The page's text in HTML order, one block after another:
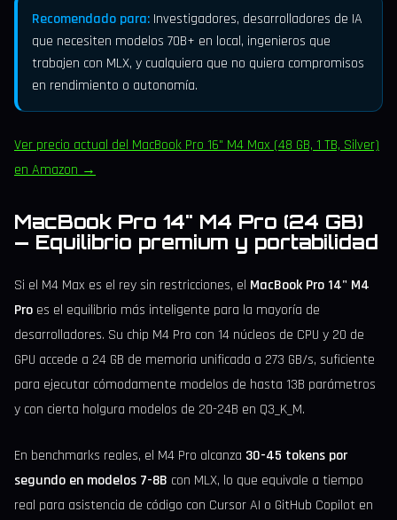
Recomendado para: Investigadores, desarrolladores de IA
que necesiten modelos 70B+ en local, ingenieros que
trabajen con MLX, y cualquiera que no quiera compromisos
en rendimiento o autonomía.
Ver precio actual del MacBook Pro 16" M4 Max (48 GB, 1 TB, Silver)
en Amazon →
MacBook Pro 14" M4 Pro (24 GB)
— Equilibrio premium y portabilidad
Si el M4 Max es el rey sin restricciones, el MacBook Pro 14" M4
Pro es el equilibrio más inteligente para la mayoría de
desarrolladores. Su chip M4 Pro con 14 núcleos de CPU y 20 de
GPU accede a 24 GB de memoria unificada a 273 GB/s, suficiente
para ejecutar cómodamente modelos de hasta 13B parámetros
y con cierta holgura modelos de 20-24B en Q3_K_M.
En benchmarks reales, el M4 Pro alcanza 30-45 tokens por
segundo en modelos 7-8B con MLX, lo que equivale a tiempo
real para asistencia de código con Cursor AI o GitHub Copilot en